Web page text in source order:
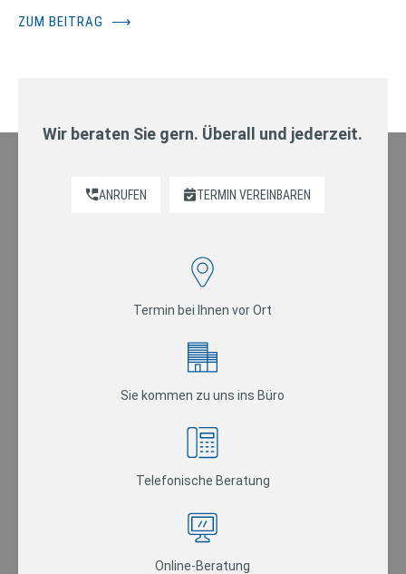
ZUM BEITRAG ⟶
Wir beraten Sie gern. Überall und jederzeit.
ANRUFEN TERMIN VEREINBAREN
Termin bei Ihnen vor Ort
Sie kommen zu uns ins Büro
Telefonische Beratung
Online-Beratung